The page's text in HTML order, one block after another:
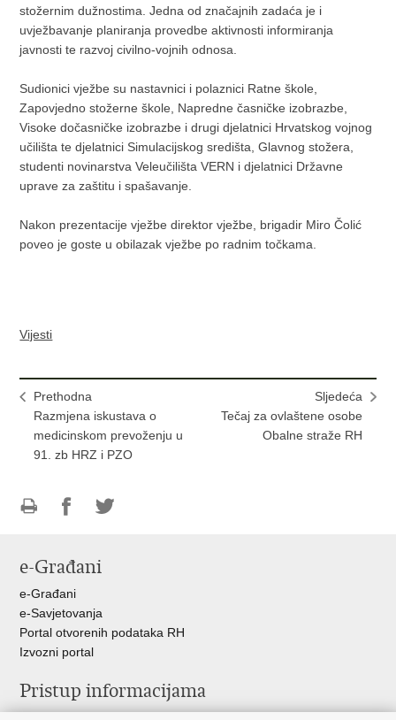
stožernim dužnostima. Jedna od značajnih zadaća je i
uvježbavanje planiranja provedbe aktivnosti informiranja
javnosti te razvoj civilno-vojnih odnosa.
Sudionici vježbe su nastavnici i polaznici Ratne škole,
Zapovjedno stožerne škole, Napredne časničke izobrazbe,
Visoke dočasničke izobrazbe i drugi djelatnici Hrvatskog vojnog
učilišta te djelatnici Simulacijskog središta, Glavnog stožera,
studenti novinarstva Veleučilišta VERN i djelatnici Državne
uprave za zaštitu i spašavanje.
Nakon prezentacije vježbe direktor vježbe, brigadir Miro Čolić
poveo je goste u obilazak vježbe po radnim točkama.
Vijesti
Prethodna
Razmjena iskustava o
medicinskom prevoženju u
91. zb HRZ i PZO
Sljedeća
Tečaj za ovlaštene osobe
Obalne straže RH
FacebookuTwitteru
e-Građani
e-Građani
e-Savjetovanja
Portal otvorenih podataka RH
Izvozni portal
Pristup informacijama